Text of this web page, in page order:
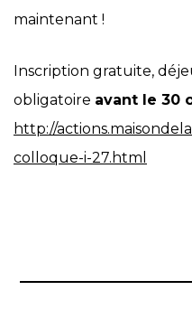
maintenant !
Inscription gratuite,
obligatoire avant le 30
http://
colloque-i-27.html